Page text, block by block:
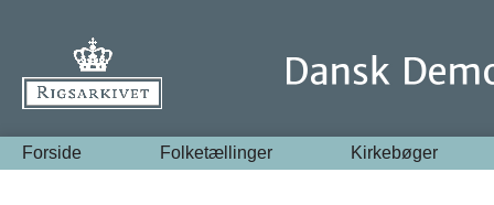
Forside Folketællinger Kirkebøger